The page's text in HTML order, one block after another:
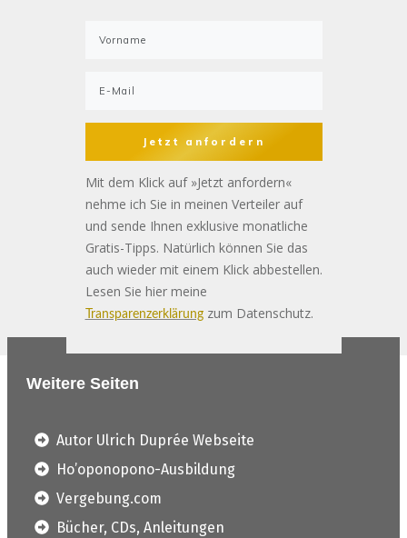
Jetzt anfordern
Mit dem Klick auf »Jetzt anfordern«
nehme ich Sie in meinen Verteiler auf
und sende Ihnen exklusive monatliche
Gratis-Tipps. Natürlich können Sie das
auch wieder mit einem Klick abbestellen.
Lesen Sie hier meine
Transparenzerklärungzum Datenschutz.
Weitere Seiten
Autor Ulrich Duprée Webseite
Ho’oponopono-Ausbildung
Vergebung.com
Bücher, CDs, Anleitungen